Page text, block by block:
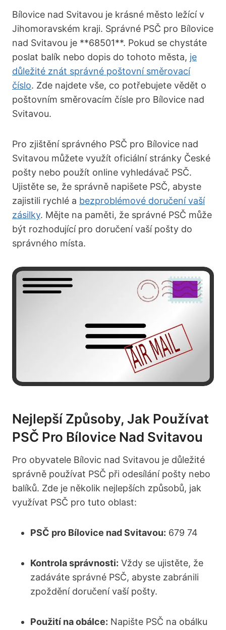
Bílovice nad Svitavou je krásné město ležící v
Jihomoravském kraji. Správné PSČ pro Bílovice
nad Svitavou je **68501**. Pokud se chystáte
poslat balík nebo dopis do tohoto města, je
důležité znát správné poštovní směrovací
číslo. Zde najdete vše, co potřebujete vědět o
poštovním směrovacím čísle pro Bílovice nad
Svitavou.
Pro zjištění správného PSČ pro Bílovice nad
Svitavou můžete využít oficiální stránky České
pošty nebo použít online vyhledávač PSČ.
Ujistěte se, že správně napišete PSČ, abyste
zajistili rychlé a bezproblémové doručení vaší
zásilky. Mějte na paměti, že správné PSČ může
být rozhodující pro doručení vaší pošty do
správného místa.
Nejlepší Způsoby, Jak Používat
PSČ Pro Bílovice Nad Svitavou
Pro obyvatele Bílovic nad Svitavou je důležité
správně používat PSČ při odesílání pošty nebo
balíků. Zde je několik nejlepších způsobů, jak
využívat PSČ pro tuto oblast:
PSČ pro Bílovice nad Svitavou: 679 74
Kontrola správnosti: Vždy se ujistěte, že
zadáváte správné PSČ, abyste zabránili
zpoždění doručení vaší pošty.
Použití na obálce: Napište PSČ na obálku